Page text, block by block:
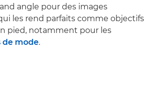
angle pour des images
les rend parfaits comme objectifs
pied, notamment pour les
de mode.